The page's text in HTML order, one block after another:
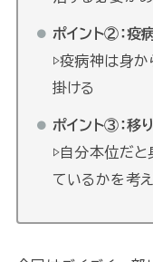
ポイント②：疫
▷疫病神は身か
掛ける
ポイント③：移
▷自分本位だと
ているかを考